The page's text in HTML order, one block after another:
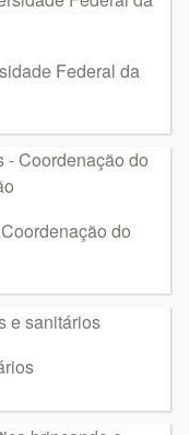
Federal da
do